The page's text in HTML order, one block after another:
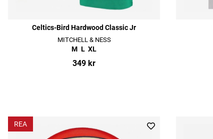
Celtics-Bird Hardwood Classic Jr
MITCHELL & NESS
M L XL
349 kr
REA